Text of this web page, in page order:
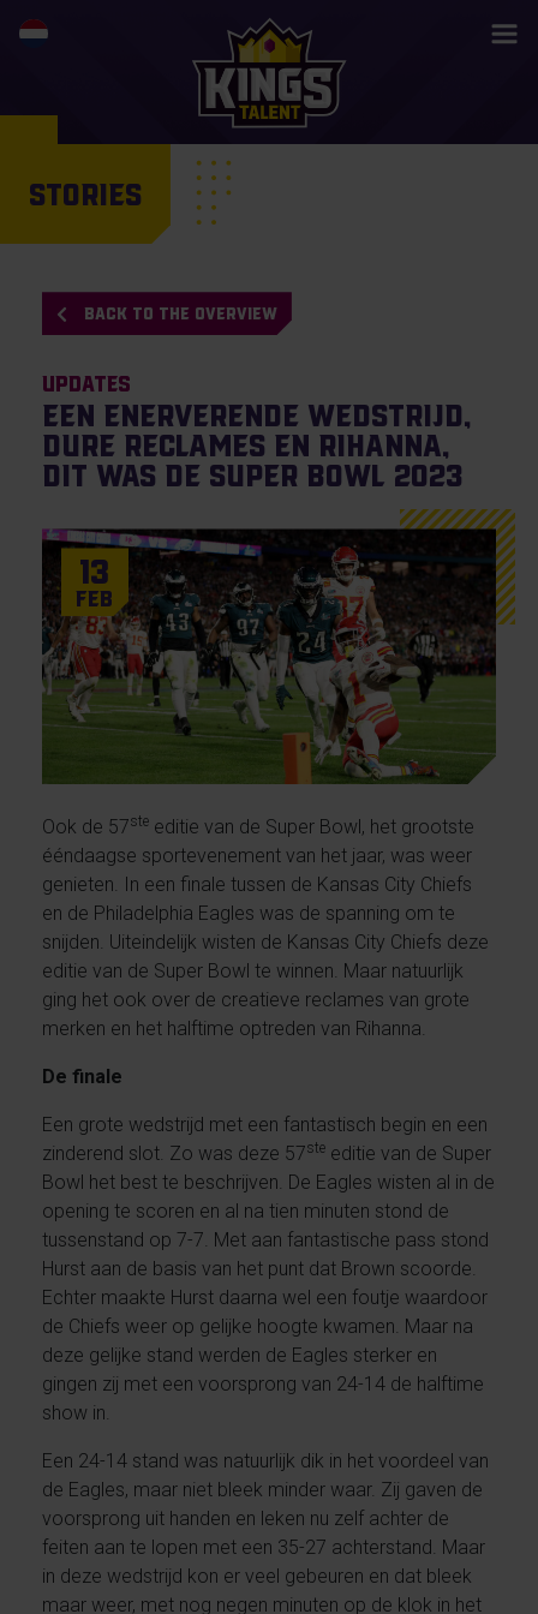
STORIES
BACK TO THE OVERVIEW
Updates
Een enerverende wedstrijd,
dure reclames en Rihanna,
dit was de Super Bowl 2023
13
Feb
Ook de 57steeditie van de Super Bowl, het grootste
ééndaagse sportevenement van het jaar, was weer
genieten. In een finale tussen de Kansas City Chiefs
en de Philadelphia Eagles was de spanning om te
snijden. Uiteindelijk wisten de Kansas City Chiefs deze
editie van de Super Bowl te winnen. Maar natuurlijk
ging het ook over de creatieve reclames van grote
merken en het halftime optreden van Rihanna.
De finale
Een grote wedstrijd met een fantastisch begin en een
zinderend slot. Zo was deze 57steeditie van de Super
Bowl het best te beschrijven. De Eagles wisten al in de
opening te scoren en al na tien minuten stond de
tussenstand op 7-7. Met aan fantastische pass stond
Hurst aan de basis van het punt dat Brown scoorde.
Echter maakte Hurst daarna wel een foutje waardoor
de Chiefs weer op gelijke hoogte kwamen. Maar na
deze gelijke stand werden de Eagles sterker en
gingen zij met een voorsprong van 24-14 de halftime
show in.
Een 24-14 stand was natuurlijk dik in het voordeel van
de Eagles, maar niet bleek minder waar. Zij gaven de
voorsprong uit handen en leken nu zelf achter de
feiten aan te lopen met een 35-27 achterstand. Maar
in deze wedstrijd kon er veel gebeuren en dat bleek
maar weer, met nog negen minuten op de klok in het